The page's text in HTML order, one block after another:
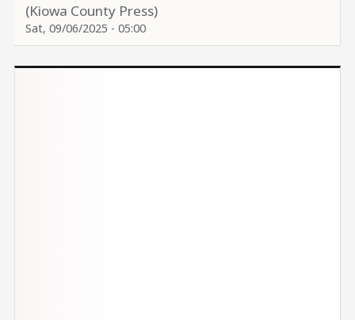
(Kiowa County Press)
Sat, 09/06/2025 - 05:00